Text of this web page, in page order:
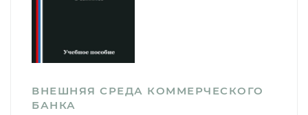
ВНЕШНЯЯ СРЕДА КОММЕРЧЕСКОГО
БАНКА